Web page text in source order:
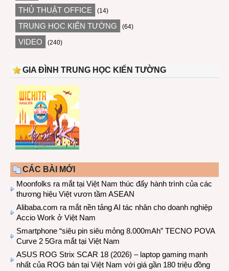
THỦ THUẬT OFFICE (14)
TRUNG HỌC KIẾN TƯỜNG (64)
VIDEO (240)
GIA ĐÌNH TRUNG HỌC KIẾN TƯỜNG
CÁC BÀI MỚI
Moonfolks ra mắt tại Việt Nam thúc đẩy hành trình của các
thương hiệu Việt vươn tầm ASEAN
Alibaba.com ra mắt nền tảng AI tác nhân cho doanh nghiệp
Accio Work ở Việt Nam
Smartphone “siêu pin siêu mỏng 8.000mAh” TECNO POVA
Curve 2 5Gra mắt tại Việt Nam
ASUS ROG Strix SCAR 18 (2026) – laptop gaming mạnh
nhất của ROG bán tại Việt Nam với giá gần 180 triệu đồng